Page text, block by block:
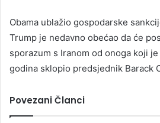
Obama ublažio gospodarske
Trump je nedavno obećao da će
sporazum s Iranom od onoga koji
godina sklopio predsjednik Barack
Povezani Članci